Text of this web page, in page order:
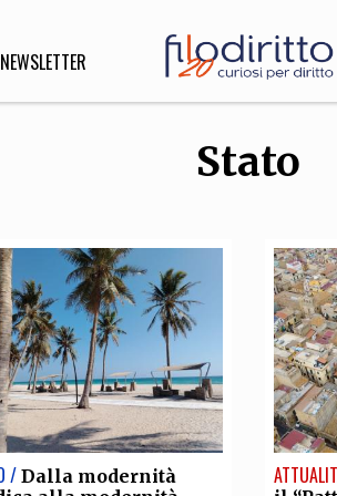
NEWSLETTER
INNOVAZIONE
Scienze
Architettura,
Stato
/ Dalla modernità